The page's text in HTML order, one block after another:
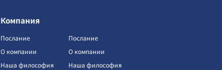
Компания
Послание
О компании
Наша философия
Послание
О компании
Наша философия